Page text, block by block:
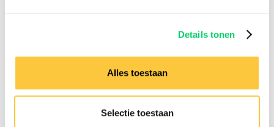
Details tonen
Alles toestaan
Selectie toestaan